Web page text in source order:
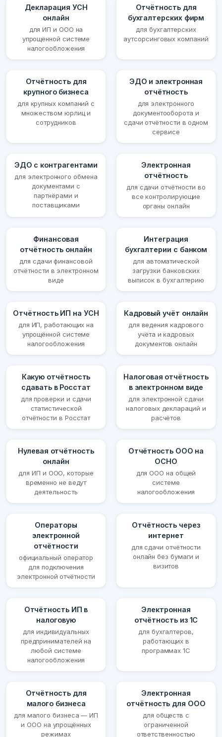
Декларация УСН
онлайн
для ИП и ООО на
упрощённой системе
налогообложения
Отчётность для
бухгалтерских фирм
для бухгалтерских
аутсорсинговых компаний
Отчётность для
крупного бизнеса
для крупных компаний с
множеством юрлиц и
сотрудников
ЭДО и электронная
отчётность
для электронного
документооборота и
сдачи отчётности в одном
сервисе
ЭДО с контрагентами
для электронного обмена
документами с
партнёрами и
поставщиками
Электронная
отчётность
для сдачи отчётности во
все контролирующие
органы онлайн
Финансовая
отчётность онлайн
для сдачи финансовой
отчётности в электронном
виде
Интеграция
бухгалтерии с банком
для автоматической
загрузки банковских
выписок в бухгалтерию
Отчётность ИП на УСН
для ИП, работающих на
упрощённой системе
налогообложения
Кадровый учёт онлайн
для ведения кадрового
учёта и кадровых
документов онлайн
Какую отчётность
сдавать в Росстат
для проверки и сдачи
статистической
отчётности в Росстат
Налоговая отчётность
в электронном виде
для электронной сдачи
налоговых деклараций и
расчётов
Нулевая отчётность
онлайн
для ИП и ООО, которые
временно не ведут
деятельность
Отчётность ООО на
ОСНО
для ООО на общей
системе
налогообложения
Операторы
электронной
отчётности
официальный оператор
для подключения
электронной отчётности
Отчётность через
интернет
для сдачи отчётности
онлайн без бумаги и
визитов
Отчётность ИП в
налоговую
для индивидуальных
предпринимателей на
любой системе
налогообложения
Электронная
отчётность из 1С
для бухгалтеров,
работающих в
программах 1С
Отчётность для
малого бизнеса
для малого бизнеса — ИП
и ООО на упрощённых
режимах
Электронная
отчётность для ООО
для обществ с
ограниченной
ответственностью